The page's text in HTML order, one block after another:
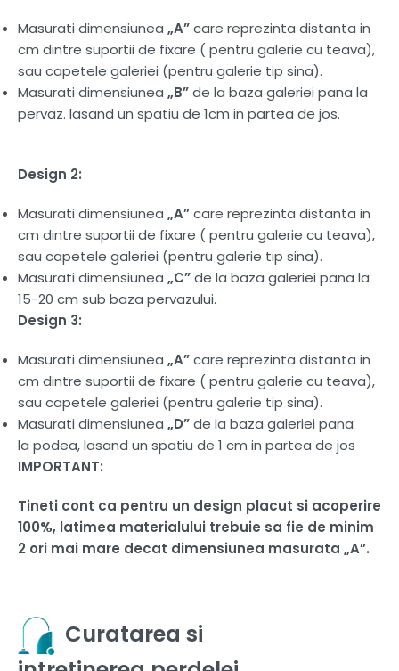
Masurati dimensiunea „A”care reprezinta distanta in
cm dintre suportii de fixare ( pentru galerie cu teava),
sau capetele galeriei (pentru galerie tip sina).
Masurati dimensiunea „B”de la baza galeriei pana la
pervaz. lasand un spatiu de 1cm in partea de jos.
Design 2:
Masurati dimensiunea „A”care reprezinta distanta in
cm dintre suportii de fixare ( pentru galerie cu teava),
sau capetele galeriei (pentru galerie tip sina).
Masurati dimensiunea „C”de la baza galeriei pana la
15-20 cm sub baza pervazului.
Design 3:
Masurati dimensiunea „A”care reprezinta distanta in
cm dintre suportii de fixare ( pentru galerie cu teava),
sau capetele galeriei (pentru galerie tip sina).
Masurati dimensiunea „D”de la baza galeriei pana
la podea, lasand un spatiu de 1 cm in partea de jos
IMPORTANT:
Tineti cont ca pentru un design placut si acoperire
100%, latimea materialului trebuie sa fie de minim
2 ori mai mare decat dimensiunea masurata „A”.
Curatarea si